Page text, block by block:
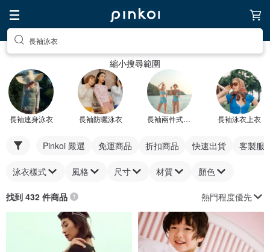
長袖泳衣
縮小搜尋範圍
長袖連身泳衣 長袖防曬泳衣 長袖兩件式泳衣 長袖泳衣上衣
Pinkoi 嚴選 免運商品 折扣商品 快速出貨 客製服
泳衣樣式 風格 尺寸 材質 顏色
找到 432 件商品 熱門程度優先